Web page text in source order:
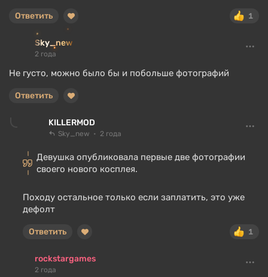
1
Ответить
Sky_new
2 года
Не густо, можно было бы и побольше фотографий
Ответить
KILLERMOD
Sky_new 2 года
Девушка опубликовала первые две фотографии
своего нового косплея.
Походу остальное только если заплатить, это уже
дефолт
1
Ответить
rockstargames
2 года